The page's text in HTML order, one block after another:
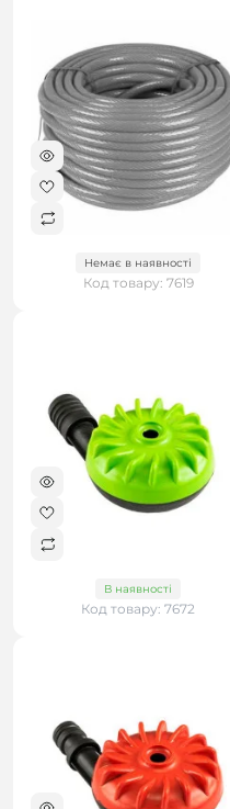
Немає в наявності
Код товару: 7619
В наявності
Код товару: 7672